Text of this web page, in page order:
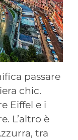
passare
chic.
Eiffel e i
L’altro è
tra